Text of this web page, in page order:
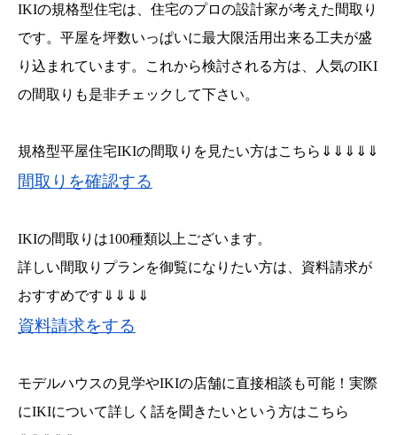
IKIの規格型住宅は、住宅のプロの設計家が考えた間取り
です。平屋を坪数いっぱいに最大限活用出来る工夫が盛
り込まれています。これから検討される方は、人気のIKI
の間取りも是非チェックして下さい。
規格型平屋住宅IKIの間取りを見たい方はこちら⇓⇓⇓⇓⇓
間取りを確認する
IKIの間取りは100種類以上ございます。
詳しい間取りプランを御覧になりたい方は、資料請求が
おすすめです⇓⇓⇓⇓
資料請求をする
モデルハウスの見学やIKIの店舗に直接相談も可能！実際
にIKIについて詳しく話を聞きたいという方はこちら